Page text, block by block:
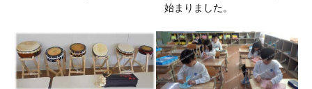
始まりました。